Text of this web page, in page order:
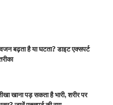
बढ़ता है या घटता? डाइट एक्सपर्ट
खाना पड़ सकता है भारी, शरीर पर